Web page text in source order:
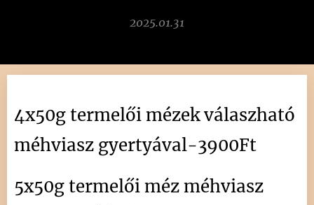
2025.01.31
4x50g termelői mézek válaszható
méhviasz gyertyával-3900Ft
5x50gtermelői mézméhviasz